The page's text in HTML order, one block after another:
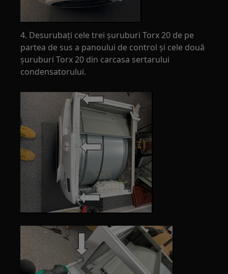
4. Desurubați cele trei șuruburi Torx 20 de pe
partea de sus a panoului de control și cele două
șuruburi Torx 20 din carcasa sertarului
condensatorului.